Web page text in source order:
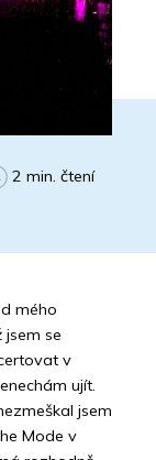
2 min. čtení
mého
se
v
ujít.
jsem
Mode v